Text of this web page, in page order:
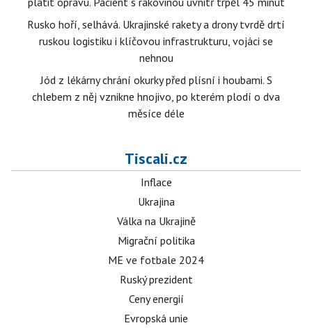
Rusko hoří, selhává. Ukrajinské rakety a drony tvrdě drtí
ruskou logistiku i klíčovou infrastrukturu, vojáci se
nehnou
Jód z lékárny chrání okurky před plísní i houbami. S
chlebem z něj vznikne hnojivo, po kterém plodí o dva
měsíce déle
Tiscali.cz
Inflace
Ukrajina
Válka na Ukrajině
Migrační politika
ME ve fotbale 2024
Ruský prezident
Ceny energií
Evropská unie